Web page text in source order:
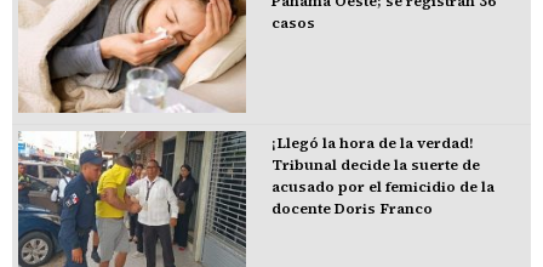
casos
¡Llegó la hora de la verdad!
Tribunal decide la suerte de
acusado por el femicidio de la
docente Doris Franco